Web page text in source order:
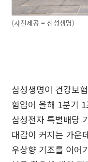
(사진제공 = 삼성생명)
삼성생명이 건강보
힘입어 올해 1분기
삼성전자 특별배당
대감이 커지는 가운
우상향 기조를 이어